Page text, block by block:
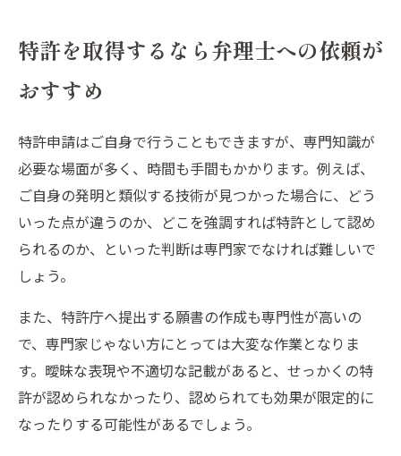
特許を取得するなら弁理士への依頼が
おすすめ
特許申請はご自身で行うこともできますが、専門知識が
必要な場面が多く、時間も手間もかかります。例えば、
ご自身の発明と類似する技術が見つかった場合に、どう
いった点が違うのか、どこを強調すれば特許として認め
られるのか、といった判断は専門家でなければ難しいで
しょう。
また、特許庁へ提出する願書の作成も専門性が高いの
で、専門家じゃない方にとっては大変な作業となりま
す。曖昧な表現や不適切な記載があると、せっかくの特
許が認められなかったり、認められても効果が限定的に
なったりする可能性があるでしょう。